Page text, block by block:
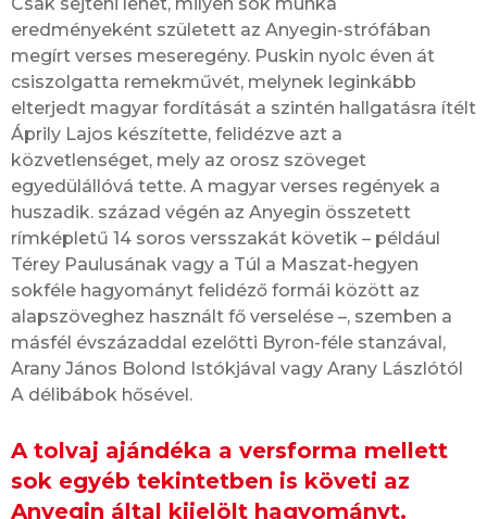
eredményeként született az Anyegin-strófában
megírt verses meseregény. Puskin nyolc éven át
csiszolgatta remekművét, melynek leginkább
elterjedt magyar fordítását a szintén hallgatásra ítélt
Áprily Lajos készítette, felidézve azt a
közvetlenséget, mely az orosz szöveget
egyedülállóvá tette. A magyar verses regények a
huszadik. század végén az Anyegin összetett
rímképletű 14 soros versszakát követik – például
Térey Paulusának vagy a Túl a Maszat-hegyen
sokféle hagyományt felidéző formái között az
alapszöveghez használt fő verselése –, szemben a
másfél évszázaddal ezelőtti Byron-féle stanzával,
Arany János Bolond Istókjával vagy Arany Lászlótól
A délibábok hősével.
A tolvaj ajándéka a versforma mellett
sok egyéb tekintetben is követi az
Anyegin által kijelölt hagyományt.